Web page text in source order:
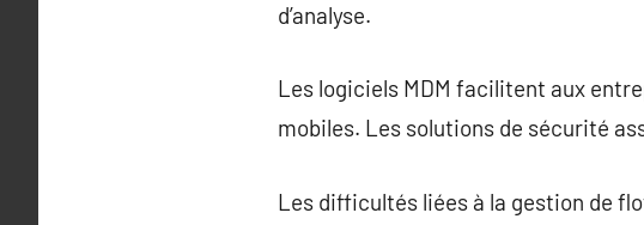
d’analyse.
Les logiciels MDM facilitent aux
mobiles. Les solutions de sécurité
Les difficultés liées à la gestion de